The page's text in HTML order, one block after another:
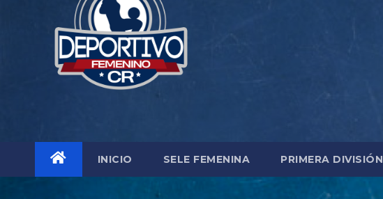
INICIO SELE FEMENINA PRIMERA DIVISIÓN